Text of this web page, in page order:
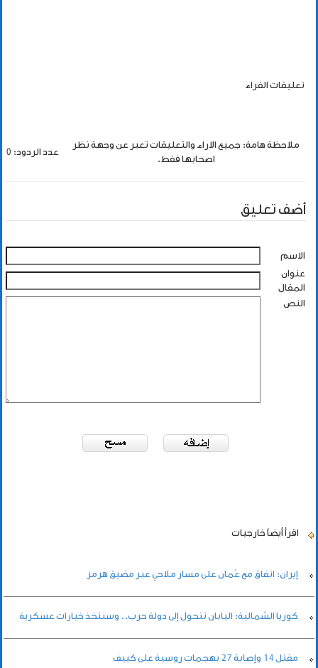
تعليقات القراء
ملاحظة هامة: جميع الاراء والتعليقات تعبر عن وجهة نظر
اصحابها فقط.
عدد الردود: 0
أضف تعليق
الاسم
عنوان
المقال
النص
اقرأ أيضاً خارجيات
إيران: اتفاق مع عُمان على مسار ملاحي عبر مضيق هرمز
كوريا الشمالية: اليابان تتحول إلى دولة حرب.. وسنتخذ خيارات عسكرية
مقتل 14 وإصابة ‌27 بهجمات روسية على كييف